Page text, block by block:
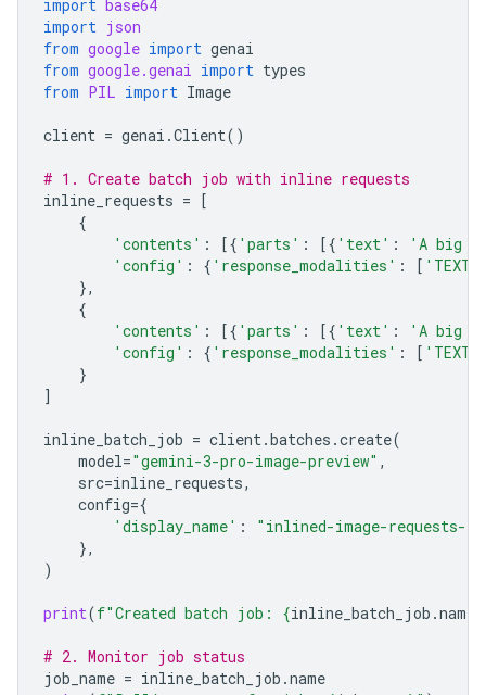
import base64
import json
from google import genai
from google.genai import types
from PIL import Image
client = genai .Client()
# 1. Create batch job with inline requests
inline_requests = [
{
'contents' : [{ 'parts' : [{ 'text' :
'A big
'config' : { 'response_modalities' : [ 'TEXT'
},
{
'contents' : [{ 'parts' : [{ 'text' :
'A big
'config' : { 'response_modalities' : [ 'TEXT'
}
]
inline_batch_job = client.batches .create(
model="gemini-3-pro-image-preview" ,
src=inline_requests,
config={
'display_name' :
"inlined-image-requests-
},
)
print(f"Created batch job: {inline_batch_job .name
# 2. Monitor job status
job_name = inline_batch_job .name